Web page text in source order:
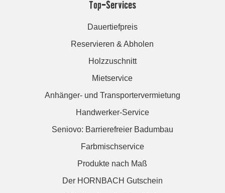
Top-Services
Dauertiefpreis
Reservieren & Abholen
Holzzuschnitt
Mietservice
Anhänger- und Transportervermietung
Handwerker-Service
Seniovo: Barrierefreier Badumbau
Farbmischservice
Produkte nach Maß
Der HORNBACH Gutschein